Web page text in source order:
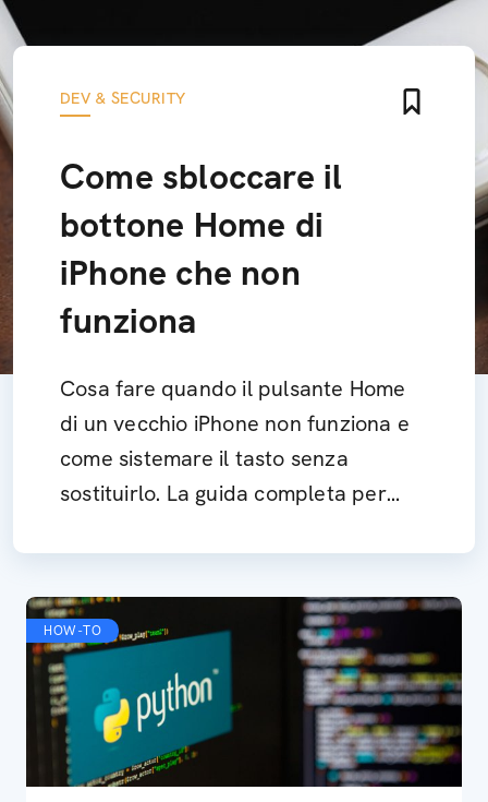
DEV & SECURITY
Come sbloccare il
bottone Home di
iPhone che non
funziona
Cosa fare quando il pulsante Home
di un vecchio iPhone non funziona e
come sistemare il tasto senza
sostituirlo. La guida completa per
HOW-TO